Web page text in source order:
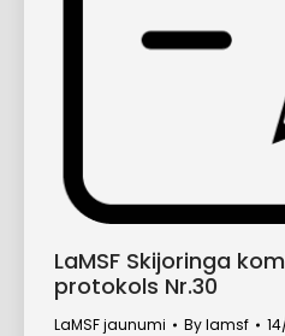
LaMSF Skijoringa
protokols Nr.30
LaMSF jaunumi Bylamsf